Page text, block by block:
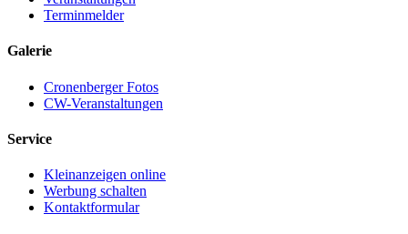
Terminmelder
Galerie
Cronenberger Fotos
CW-Veranstaltungen
Service
Kleinanzeigen online
Werbung schalten
Kontaktformular